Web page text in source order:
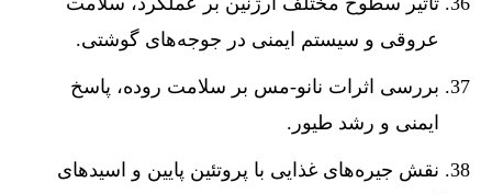
عروقی و سیستم ایمنی در جوجه‌های گوشتی.
بررسی اثرات نانو-مس بر سلامت روده، پاسخ
ایمنی و رشد طیور.
نقش جیره‌های غذایی با پروتئین پایین و اسیدهای